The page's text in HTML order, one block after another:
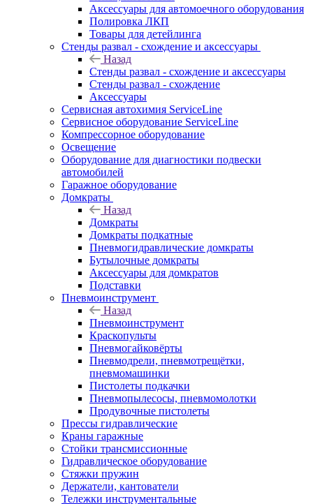
Аксессуары для автомоечного оборудования
Полировка ЛКП
Товары для детейлинга
Стенды развал - схождение и аксессуары
Назад
Стенды развал - схождение и аксессуары
Стенды развал - схождение
Аксессуары
Сервисная автохимия ServiceLine
Сервисное оборудование ServiceLine
Компрессорное оборудование
Освещение
Оборудование для диагностики подвески
автомобилей
Гаражное оборудование
Домкраты
Назад
Домкраты
Домкраты подкатные
Пневмогидравлические домкраты
Бутылочные домкраты
Аксессуары для домкратов
Подставки
Пневмоинструмент
Назад
Пневмоинструмент
Краскопульты
Пневмогайковёрты
Пневмодрели, пневмотрещётки,
пневмомашинки
Пистолеты подкачки
Пневмопылесосы, пневмомолотки
Продувочные пистолеты
Прессы гидравлические
Краны гаражные
Стойки трансмиссионные
Гидравлическое оборудование
Стяжки пружин
Держатели, кантователи
Тележки инструментальные